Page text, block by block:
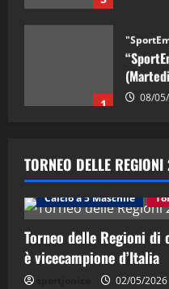
1
2 28/
TORNEO DELLE
Calcio a 5 Maschile
Torneo delle Regioni
è vicecampione d’Italia
02/05/2026